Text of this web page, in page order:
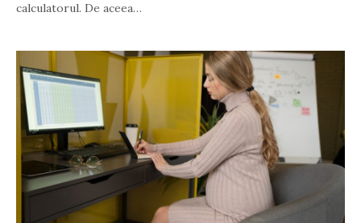
calculatorul. De aceea…